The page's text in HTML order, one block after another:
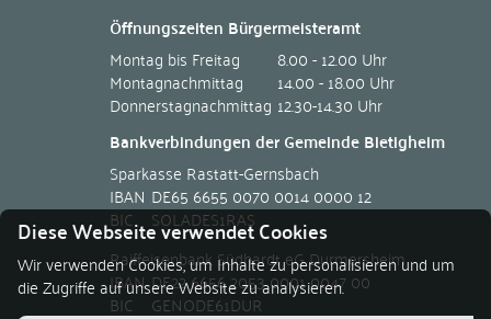
Öffnungszeiten Bürgermeisteramt
Montag bis Freitag
8.00 - 12.00 Uhr
Montagnachmittag
14.00 - 18.00 Uhr
Donnerstagnachmittag 12.30-14.30 Uhr
Bankverbindungen der Gemeinde Bietigheim
Sparkasse Rastatt-Gernsbach
IBAN DE65 6655 0070 0014 0000 12
BIC
SOLADES1RAS
Raiffeisenbank Südhardt eG Durmersheim
IBANDE22 6656 2053 0001 0047 00
BIC
GENODE61DUR
Diese Webseite verwendet Cookies
Wir verwenden Cookies, um Inhalte zu personalisieren und um
die Zugriffe auf unsere Website zu analysieren.